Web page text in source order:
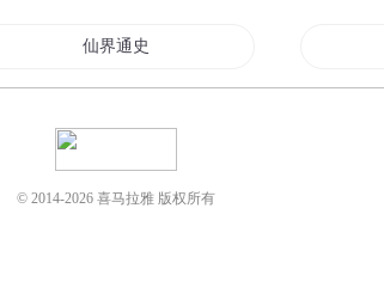
仙界通史
© 2014-2026 喜马拉雅 版权所有